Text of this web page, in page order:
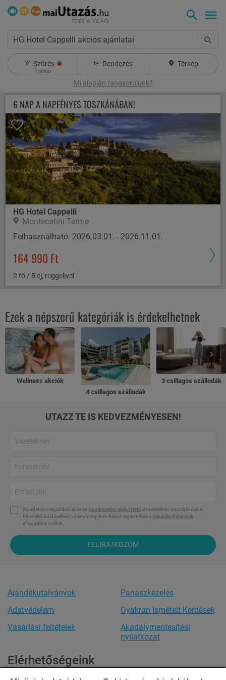
HG Hotel Cappelli akciós ajánlatai
Szűrés
1 találat
Rendezés Térkép
Mi alapján rangsorolunk?
6 NAP A NAPFÉNYES TOSZKÁNÁBAN!
HG Hotel Cappelli
Montecatini Terme
Felhasználható: 2026.03.01. - 2026.11.01.
164 990 Ft
2 fő / 5 éj, reggelivel
Ezek a népszerű kategóriák is érdekelhetnek
Wellness akciók
4 csillagos szállodák
3 csillagos szállodák
UTAZZ TE IS KEDVEZMÉNYESEN!
Az adatok megadásával és az Adatkezelési tájékoztató ismeretében hozzájárulok a
hírlevelek küldéséhez, valamint egyben fiókot regisztrálok aVásárlási Feltételek
elfogadása mellett.
FELIRATKOZOM
Ajándékutalványok
Adatvédelem
Vásárlási feltételek
Panaszkezelés
Gyakran Ismételt Kérdések
Akadálymentesítési
nyilatkozat
Elérhetőségeink